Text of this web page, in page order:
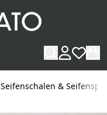
Seifenschalen &